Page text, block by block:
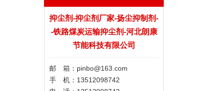
抑尘剂-抑尘剂厂家-扬尘抑制剂-
-铁路煤炭运输抑尘剂-河北朗康
节能科技有限公司
邮 箱：pinbo@163.com
手 机：13512098742